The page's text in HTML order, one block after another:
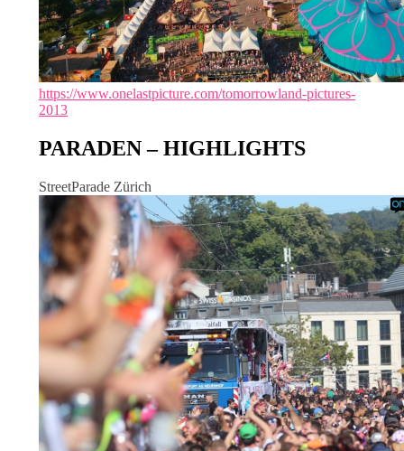
https://www.onelastpicture.com/tomorrowland-pictures-
2013
PARADEN – HIGHLIGHTS
StreetParade Zürich